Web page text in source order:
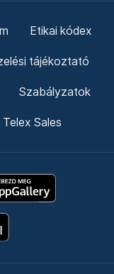
Etikai kódex
tájékoztató
Szabályzatok
Telex Sales